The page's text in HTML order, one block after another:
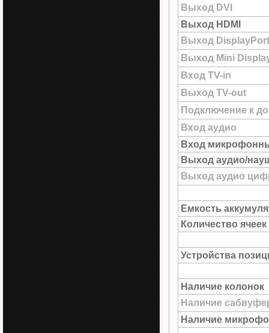
Выход DVI
Выход HDMI
Выход DisplayPort
Выход Mini
Вход TV-in
Выход TV-out
Подключение к
Вход аудио
Вход
Выход аудио/
Выход аудио
Емкость
Количество
Устройства
Наличие колонок
Наличие
Наличие